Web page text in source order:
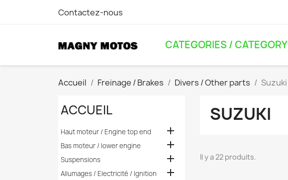
Contactez-nous
CATEGORIES / CATEGORY
Accueil Freinage / Brakes Divers / Other parts Suzuki
ACCUEIL
Haut moteur / Engine top end 
Bas moteur / lower engine 
Suspensions 
Allumages / Electricité / Ignition 
SUZUKI
Il y a 22 produits.